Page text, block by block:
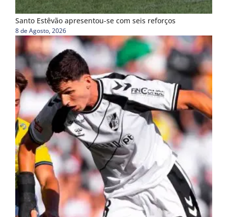
Santo Estêvão apresentou-se com seis reforços
8 de Agosto, 2026